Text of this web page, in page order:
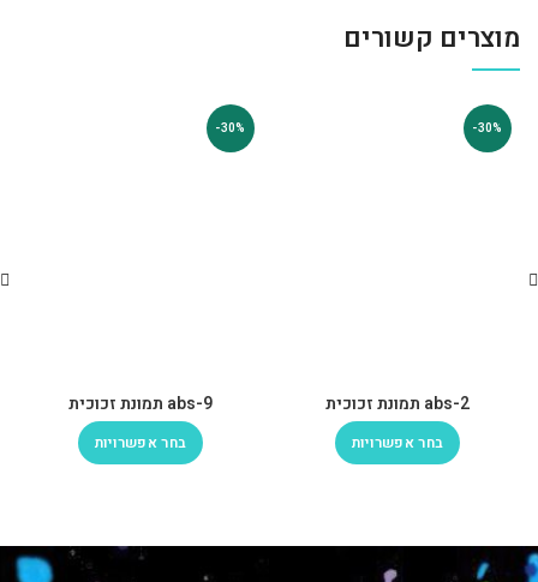
מוצרים קשורים
-30%
abs-2 תמונת זכוכית
בחר אפשרויות
-30%
abs-9 תמונת זכוכית
בחר אפשרויות